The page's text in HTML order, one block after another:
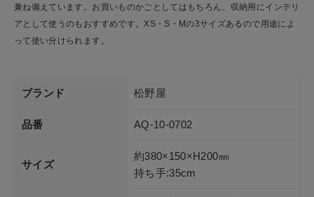
兼ね備えています。お買いものかごとしてはもちろん、収納用にインテリ
アとして使うのもおすすめです。XS・S・Mの3サイズあるので用途によ
って使い分けられます。
ブランド 松野屋
品番 AQ-10-0702
サイズ
約380×150×H200㎜
持ち手:35cm